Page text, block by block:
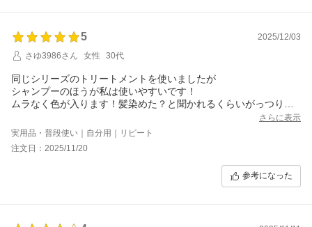
5
2025/12/03
さゆ3986さん
女性 30代
同じシリーズのトリートメントを使いましたが
シャンプーのほうが私は使いやすいです！
ムラなく色が入ります！髪染めた？と聞かれるくらいがっつり色
さらに表示
実用品・普段使い｜自分用｜リピート
注文日：2025/11/20
参考になった